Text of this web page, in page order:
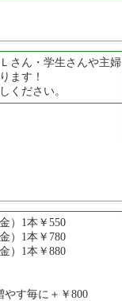
さん・学生さんや主婦
ます！
ください。
1本￥550
1本￥780
）1本￥880
す毎に＋￥800